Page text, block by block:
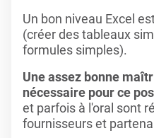
Un bon niveau Excel
(créer des tableaux
formules simples).
Une assez bonne
nécessaire pour ce
et parfois à l'oral sont
fournisseurs et